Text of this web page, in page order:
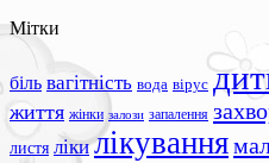
Мітки
біль вагітність вода вірус
життя жінки залози запалення
листя ліки лікування